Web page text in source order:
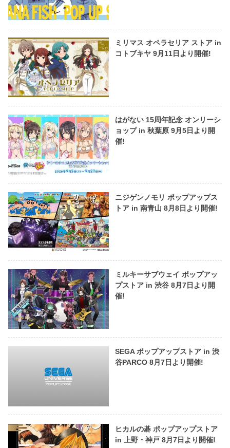
ミリマス オペラセリア ストア in
コトブキヤ 9月11日より開催!
はがない 15周年記念 オンリーシ
ョップ in 秋葉原 9月5日より開
催!
ニジゲンノモリ ポップアップス
トア in 南青山 8月8日より開催!
ミルキーサブウェイ ポップアッ
プストア in 渋谷 8月7日より開
催!
SEGA ポップアップストア in 渋
谷PARCO 8月7日より開催!
ヒカルの碁 ポップアップストア
in 上野・神戸 8月7日より開催!